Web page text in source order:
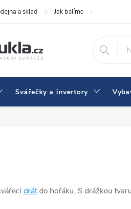
a sklad Jak balíme Doprava
Svářečky a invertory
drátdo hořáku. S drážkou